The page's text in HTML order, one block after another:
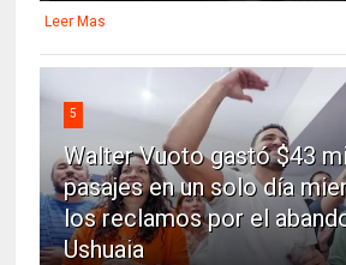
Leer Mas
5
Walter Vuoto gastó $43
pasajes en un solo día
los reclamos por el
Ushuaia